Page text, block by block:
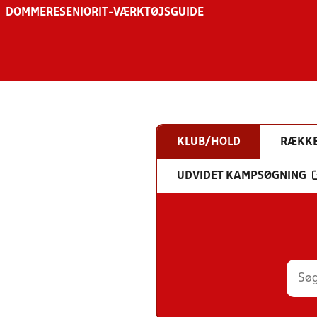
DOMMERESENIOR IT-VÆRKTØJSGUIDE
KLUB/HOLD
UDVIDET KAMPSØGNING